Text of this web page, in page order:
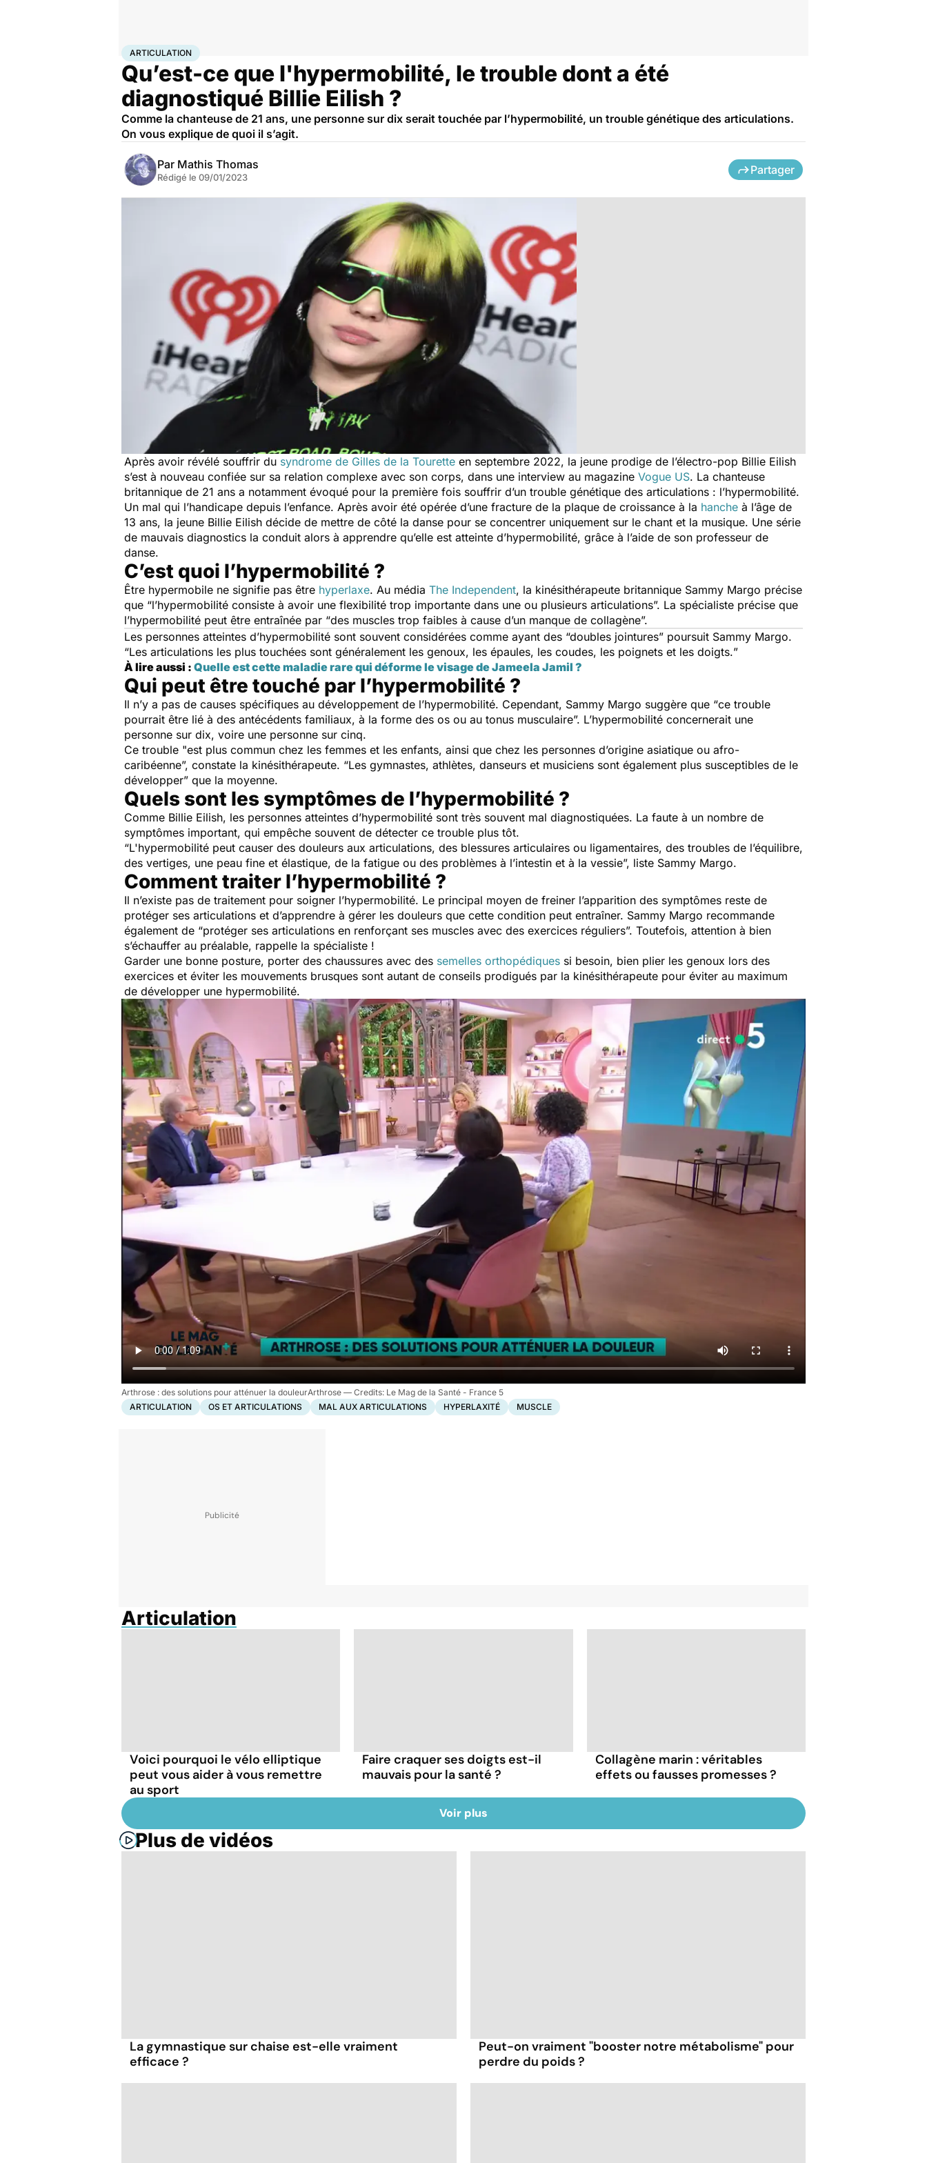
AccueilSantéMaladies
ARTICULATION
Qu’est-ce que l'hypermobilité, le trouble dont a été
diagnostiqué Billie Eilish ?
Comme la chanteuse de 21 ans, une personne sur dix serait touchée par l’hypermobilité, un trouble génétique des articulations.
On vous explique de quoi il s’agit.
Par Mathis Thomas
Rédigé le 09/01/2023
Partager
Après avoir révélé souffrir du syndrome de Gilles de la Tourette en septembre 2022, la jeune prodige de l’électro-pop Billie Eilish
s’est à nouveau confiée sur sa relation complexe avec son corps, dans une interview au magazine Vogue US. La chanteuse
britannique de 21 ans a notamment évoqué pour la première fois souffrir d’un trouble génétique des articulations : l’hypermobilité.
Un mal qui l’handicape depuis l’enfance. Après avoir été opérée d’une fracture de la plaque de croissance à la hanche à l’âge de
13 ans, la jeune Billie Eilish décide de mettre de côté la danse pour se concentrer uniquement sur le chant et la musique. Une série
de mauvais diagnostics la conduit alors à apprendre qu’elle est atteinte d’hypermobilité, grâce à l’aide de son professeur de
danse.
C’est quoi l’hypermobilité ?
Être hypermobile ne signifie pas être hyperlaxe. Au média The Independent, la kinésithérapeute britannique Sammy Margo précise
que “l’hypermobilité consiste à avoir une flexibilité trop importante dans une ou plusieurs articulations”. La spécialiste précise que
l’hypermobilité peut être entraînée par “des muscles trop faibles à cause d’un manque de collagène”.
Les personnes atteintes d’hypermobilité sont souvent considérées comme ayant des “doubles jointures” poursuit Sammy Margo.
“Les articulations les plus touchées sont généralement les genoux, les épaules, les coudes, les poignets et les doigts.”
À lire aussi : Quelle est cette maladie rare qui déforme le visage de Jameela Jamil ?
Qui peut être touché par l’hypermobilité ?
Il n’y a pas de causes spécifiques au développement de l’hypermobilité. Cependant, Sammy Margo suggère que “ce trouble
pourrait être lié à des antécédents familiaux, à la forme des os ou au tonus musculaire”. L’hypermobilité concernerait une
personne sur dix, voire une personne sur cinq.
Ce trouble "est plus commun chez les femmes et les enfants, ainsi que chez les personnes d’origine asiatique ou afro-
caribéenne”, constate la kinésithérapeute. “Les gymnastes, athlètes, danseurs et musiciens sont également plus susceptibles de le
développer” que la moyenne.
Quels sont les symptômes de l’hypermobilité ?
Comme Billie Eilish, les personnes atteintes d’hypermobilité sont très souvent mal diagnostiquées. La faute à un nombre de
symptômes important, qui empêche souvent de détecter ce trouble plus tôt.
“L'hypermobilité peut causer des douleurs aux articulations, des blessures articulaires ou ligamentaires, des troubles de l’équilibre,
des vertiges, une peau fine et élastique, de la fatigue ou des problèmes à l’intestin et à la vessie”, liste Sammy Margo.
Comment traiter l’hypermobilité ?
Il n’existe pas de traitement pour soigner l’hypermobilité. Le principal moyen de freiner l’apparition des symptômes reste de
protéger ses articulations et d’apprendre à gérer les douleurs que cette condition peut entraîner. Sammy Margo recommande
également de “protéger ses articulations en renforçant ses muscles avec des exercices réguliers”. Toutefois, attention à bien
s’échauffer au préalable, rappelle la spécialiste !
Garder une bonne posture, porter des chaussures avec des semelles orthopédiques si besoin, bien plier les genoux lors des
exercices et éviter les mouvements brusques sont autant de conseils prodigués par la kinésithérapeute pour éviter au maximum
de développer une hypermobilité.
Arthrose : des solutions pour atténuer la douleurArthrose
Le Mag de la Santé - France 5
ARTICULATION
OS ET ARTICULATIONS MAL AUX ARTICULATIONS HYPERLAXITÉ MUSCLE
Articulation
Voici pourquoi le vélo elliptique
peut vous aider à vous remettre
au sport
Faire craquer ses doigts est-il
mauvais pour la santé ?
Collagène marin : véritables
effets ou fausses promesses ?
Voir plus
Plus de vidéos
La gymnastique sur chaise est-elle vraiment
efficace ?
Peut-on vraiment "booster notre métabolisme" pour
perdre du poids ?